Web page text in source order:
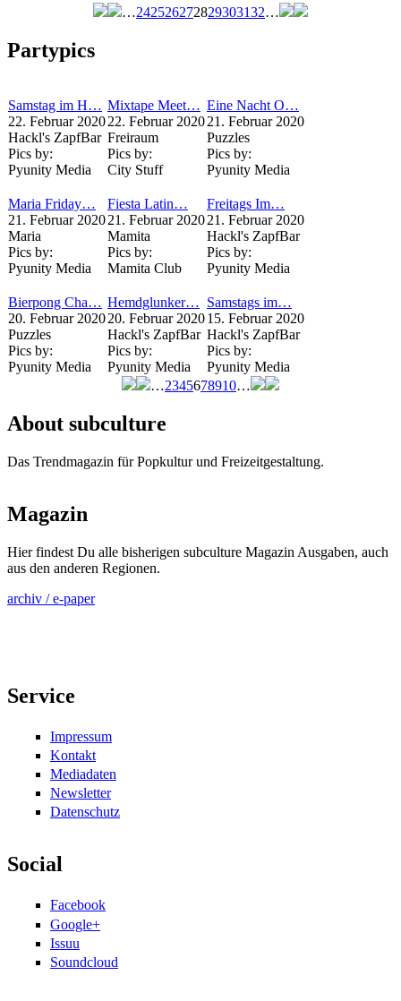
…242526272829303132…
Partypics
Samstag im H…
22. Februar 2020
Hackl's ZapfBar
Pics by:
Pyunity Media
Mixtape Meet…
22. Februar 2020
Freiraum
Pics by:
City Stuff
Eine Nacht O…
21. Februar 2020
Puzzles
Pics by:
Pyunity Media
Maria Friday…
21. Februar 2020
Maria
Pics by:
Pyunity Media
Fiesta Latin…
21. Februar 2020
Mamita
Pics by:
Mamita Club
Freitags Im…
21. Februar 2020
Hackl's ZapfBar
Pics by:
Pyunity Media
Bierpong Cha…
20. Februar 2020
Puzzles
Pics by:
Pyunity Media
Hemdglunker…
20. Februar 2020
Hackl's ZapfBar
Pics by:
Pyunity Media
Samstags im…
15. Februar 2020
Hackl's ZapfBar
Pics by:
Pyunity Media
…2345678910…
About subculture
Das Trendmagazin für Popkultur und Freizeitgestaltung.
Magazin
Hier findest Du alle bisherigen subculture Magazin Ausgaben, auch
aus den anderen Regionen.
archiv / e-paper
Service
Impressum
Kontakt
Mediadaten
Newsletter
Datenschutz
Social
Facebook
Google+
Issuu
Soundcloud